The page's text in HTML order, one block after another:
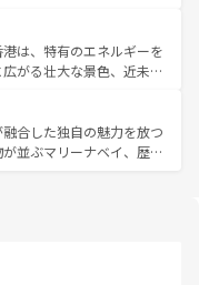
ナムコーヒーなどは、ぜ
訪れてもあたたかい人々
っと忘れられない旅にな
チェンマイなどの山岳地
ーケットやクラビの美し
ことができる。タイ料理
の季節にも異なる楽しみ
の人々、仏教を中心とし
、訪れる旅人を魅了し続
は、特有のエネルギーを
がる壮大な景色、近未来
。観光スポットが密集し
るのも魅力。息をのむよ
香港を存分に楽しみ尽く
合した独自の魅力を放つ
並ぶマリーナベイ、歴史
しめる外せないスポット